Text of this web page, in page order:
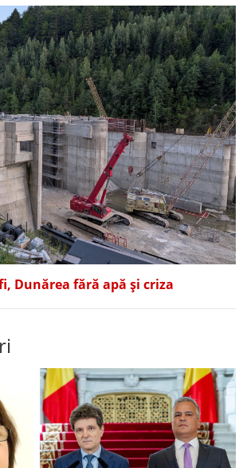
Dunărea fără apă și criza